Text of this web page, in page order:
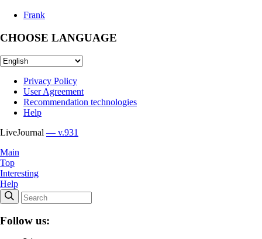
Frank
CHOOSE LANGUAGE
Privacy Policy
User Agreement
Recommendation technologies
Help
LiveJournal — v.931
Main
Top
Interesting
Help
Follow us: